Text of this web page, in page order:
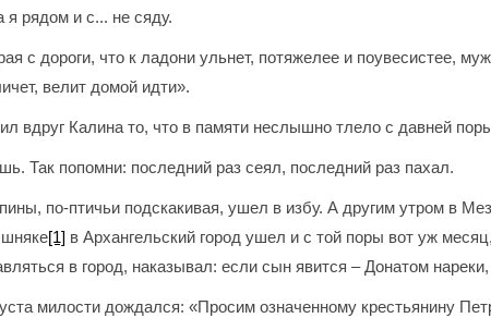
рядом и с... не сяду.
с дороги, что к ладони ульнет, потяжелее и поувесистее,
велит домой идти».
вдруг Калина то, что в памяти неслышно тлело с давней
Так попомни: последний раз сеял, последний раз пахал.
по-птичьи подскакивая, ушел в избу. А другим утром в
[1] в Архангельский город ушел и с той поры вот уж
в город, наказывал: если сын явится – Донатом
милости дождался: «Просим означенному крестьянину